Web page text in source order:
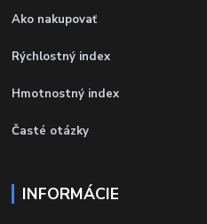
Ako nakupovať
Rýchlostný index
Hmotnostný index
Časté otázky
INFORMÁCIE